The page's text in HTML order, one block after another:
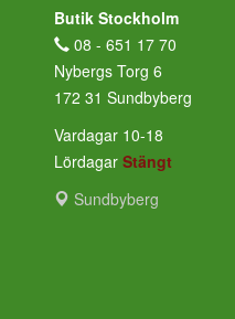
Butik Stockholm
08 - 651 17 70
Nybergs Torg 6
172 31 Sundbyberg
Vardagar 10-18
Lördagar Stängt
Sundbyberg